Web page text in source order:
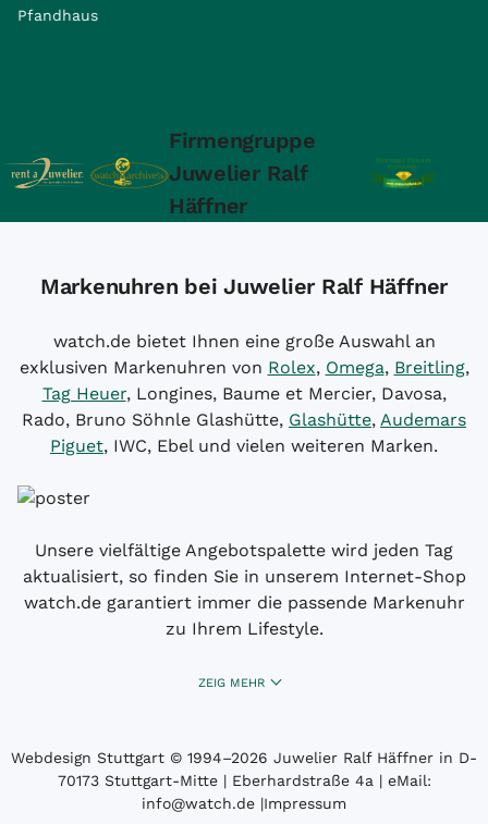
Pfandhaus
Firmengruppe
Juwelier Ralf
Häffner
Markenuhren bei Juwelier Ralf Häffner
watch.de bietet Ihnen eine große Auswahl an
exklusiven Markenuhren von Rolex, Omega, Breitling,
Tag Heuer, Longines, Baume et Mercier, Davosa,
Rado, Bruno Söhnle Glashütte, Glashütte, Audemars
Piguet, IWC, Ebel und vielen weiteren Marken.
Unsere vielfältige Angebotspalette wird jeden Tag
aktualisiert, so finden Sie in unserem Internet-Shop
watch.de garantiert immer die passende Markenuhr
zu Ihrem Lifestyle.
ZEIG MEHR
Webdesign Stuttgart © 1994­–2026 Juwelier Ralf Häffner in D-
70173 Stuttgart-Mitte | Eberhardstraße 4a | eMail:
info@watch.de |Impressum